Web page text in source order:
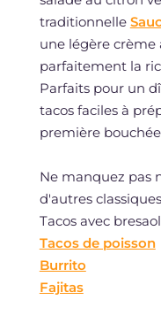
traditionnelle
une légère
parfaitement la
Parfaits pour un
tacos faciles à
première
Ne manquez pas
d'autres
Tacos avec
Tacos de poisson
Burrito
Fajitas